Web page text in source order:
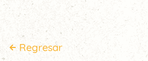
Regresar